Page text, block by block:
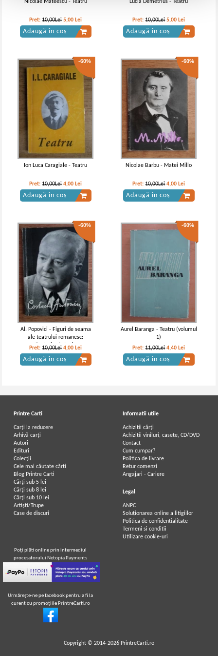
Nicolae Mateescu - Teatru
Pret:10,00Lei 5,00 Lei
Adaugă în coș
Lucia Demetrius - Teatru
Pret:10,00Lei 5,00 Lei
Adaugă în coș
-60%
Ion Luca Caragiale - Teatru
Pret:10,00Lei 4,00 Lei
Adaugă în coș
-60%
Nicolae Barbu - Matei Millo
Pret:10,00Lei 4,00 Lei
Adaugă în coș
-60%
Al. Popovici - Figuri de seama
ale teatrului romanesc:
Costache Antoniu
Pret:10,00Lei 4,00 Lei
Adaugă în coș
-60%
Aurel Baranga - Teatru (volumul
1)
Pret:11,00Lei 4,40 Lei
Adaugă în coș
Printre Carti
Carți la reducere
Arhivă carți
Autori
Edituri
Colecții
Cele mai căutate cărți
Blog Printre Carti
Cărţi sub 5 lei
Cărţi sub 8 lei
Cărţi sub 10 lei
Artiști/Trupe
Case de discuri
Informatii utile
Achizitii cărți
Achizitii viniluri, casete, CD/DVD
Contact
Cum cumpar?
Politica de livrare
Retur comenzi
Angajari - Cariere
Legal
ANPC
Soluționarea online a litigiilor
Politica de confidentialitate
Termeni si conditii
Utilizare cookie-uri
Poţi plăti online prin intermediul
procesatorului Netopia Payments
Urmăreşte-ne pe facebook pentru a fi la
curent cu promoţiile PrintreCarti.ro
Copyright © 2014-2026 PrintreCarti.ro